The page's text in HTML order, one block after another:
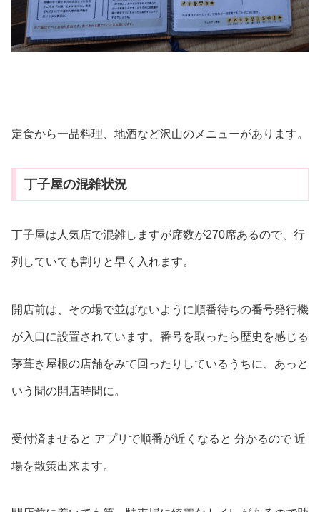
定食から一品料理、地酒など沢山のメニューがあります。
丁子屋の混雑状況
丁子屋は人気店で混雑しますが席数が270席あるので、行
列していても割りと早く入れます。
開店前は、その場で並ばないように順番待ちの番号発行機
が入口に設置されています。番号を取ったら歴史を感じる
茅葺き屋根の店舗をみて回ったりしているうちに、あっと
いう間の開店時間に。
受付済ませると アプリで順番が近くなると 分かるので 近
場を散策出来ます。